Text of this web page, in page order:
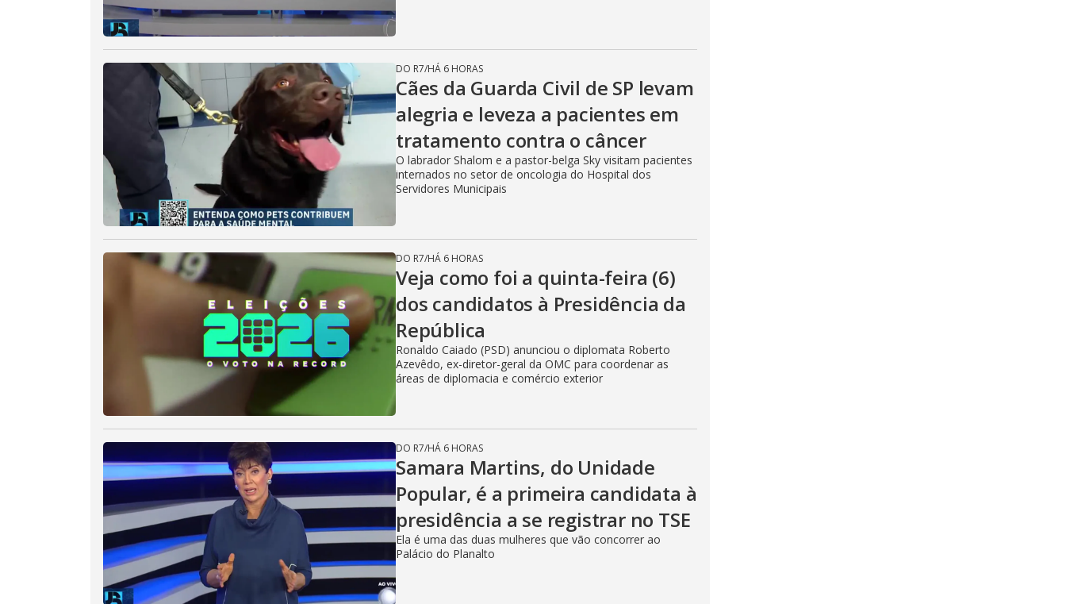
DO R7/HÁ 6 HORAS
Cães da Guarda Civil de SP levam
alegria e leveza a pacientes em
tratamento contra o câncer
O labrador Shalom e a pastor-belga Sky visitam pacientes
internados no setor de oncologia do Hospital dos
Servidores Municipais
DO R7/HÁ 6 HORAS
Veja como foi a quinta-feira (6)
dos candidatos à Presidência da
República
Ronaldo Caiado (PSD) anunciou o diplomata Roberto
Azevêdo, ex-diretor-geral da OMC para coordenar as
áreas de diplomacia e comércio exterior
DO R7/HÁ 6 HORAS
Samara Martins, do Unidade
Popular, é a primeira candidata à
presidência a se registrar no TSE
Ela é uma das duas mulheres que vão concorrer ao
Palácio do Planalto